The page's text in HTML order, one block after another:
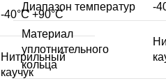
-40°C +90°C
Нитрильный
каучук
Диапазон температур -
Материал
уплотнительного
кольца